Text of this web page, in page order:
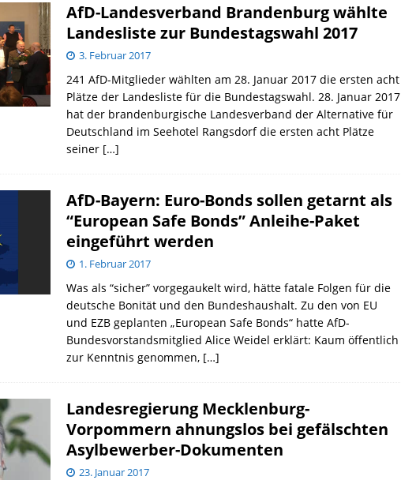
AfD-Landesverband Brandenburg wählte
Landesliste zur Bundestagswahl 2017
3. Februar 2017
241 AfD-Mitglieder wählten am 28. Januar 2017 die ersten acht
Plätze der Landesliste für die Bundestagswahl. 28. Januar 2017
hat der brandenburgische Landesverband der Alternative für
Deutschland im Seehotel Rangsdorf die ersten acht Plätze
seiner […]
AfD-Bayern: Euro-Bonds sollen getarnt als
“European Safe Bonds” Anleihe-Paket
eingeführt werden
1. Februar 2017
Was als “sicher” vorgegaukelt wird, hätte fatale Folgen für die
deutsche Bonität und den Bundeshaushalt. Zu den von EU
und EZB geplanten „European Safe Bonds“ hatte AfD-
Bundesvorstandsmitglied Alice Weidel erklärt: Kaum öffentlich
zur Kenntnis genommen, […]
Landesregierung Mecklenburg-
Vorpommern ahnungslos bei gefälschten
Asylbewerber-Dokumenten
23. Januar 2017